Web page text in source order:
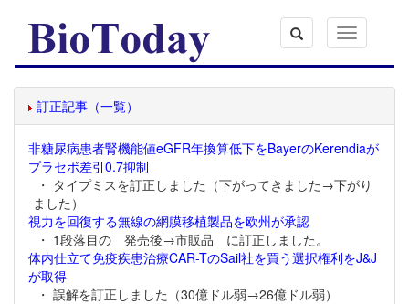
Toggle
navigation
訂正記事（一覧）
非糖尿病患者腎機能値eGFR年換算低下をBayerのKerendiaが
プラセボ差引0.7抑制
・ タイプミスを訂正しました（下がってきました→下がり
ました）
視力を回復する無線の網膜移植製品を欧州が承認
・ 1段落目の 発売後→市販品 に訂正しました。
体内仕立て免疫疾患治療CAR-TのSail社を買う選択権利をJ&J
が取得
・ 誤解を訂正しました（30億ドル弱→26億ドル弱）